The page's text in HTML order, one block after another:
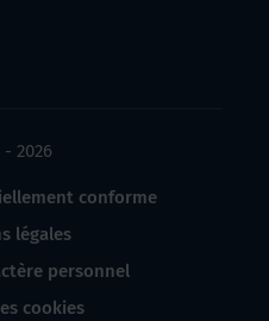
2026
conforme
légales
personnel
cookies